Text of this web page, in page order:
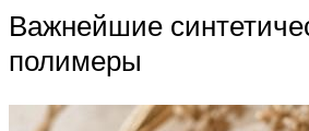
Важнейшие
полимеры